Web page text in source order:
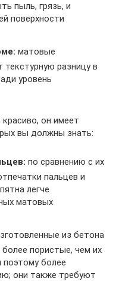
пыль, грязь, и
поверхности
матовые
разницу в
уровень
он имеет
вы должны знать:
по сравнению с их
пальцев и
легче
матовых
из бетона
более пористые, чем их
поэтому более
они также требуют